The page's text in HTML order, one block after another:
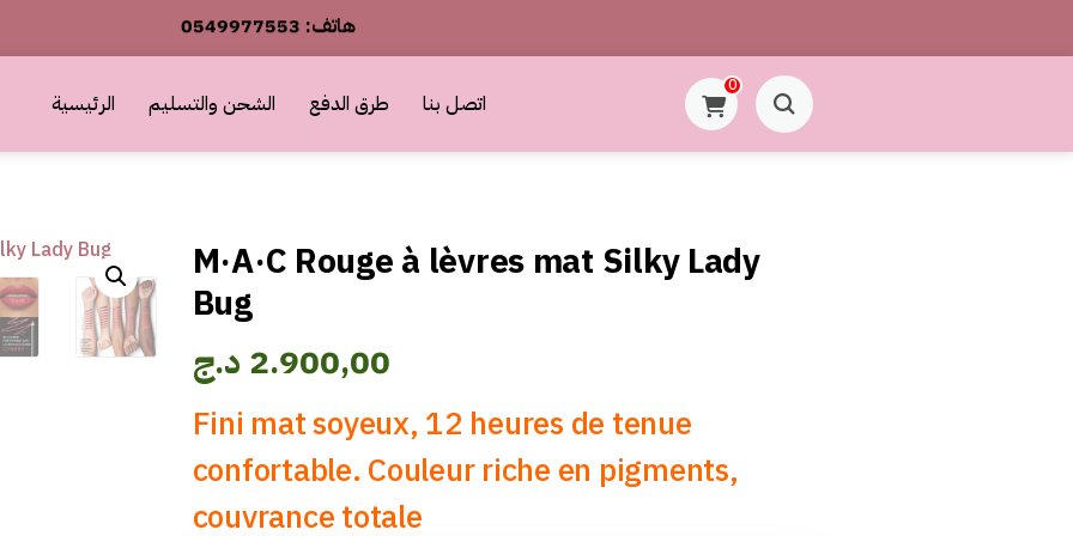
أطلب الآن والدفع فقط عند استلام المنتج
الرئيسية الشحن والتسليم طرق الدفع اتصل بنا
0
M·A·C Rouge à lèvres mat Silky Lady
Bug
2.900,00 د.ج
Fini mat soyeux, 12 heures de tenue
confortable. Couleur riche en pigments,
couvrance totale